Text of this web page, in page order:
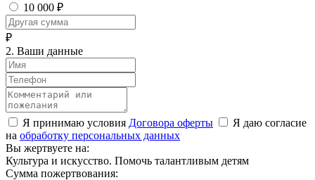
10 000 ₽
₽
2. Ваши данные
Я принимаю условия Договора оферты
Я даю согласие
на обработку персональных данных
Вы жертвуете на:
Культура и искусство. Помочь талантливым детям
Сумма пожертвования: